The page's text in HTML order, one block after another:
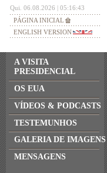
Qui. 06.08.2026 | 05:16:43
PÁGINA INICIAL
ENGLISH VERSION
A VISITA
PRESIDENCIAL
OS EUA
VÍDEOS & PODCASTS
TESTEMUNHOS
GALERIA DE IMAGENS
MENSAGENS